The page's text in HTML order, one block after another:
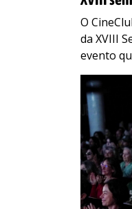
O
da XVIII
evento
Morrazo,
no…